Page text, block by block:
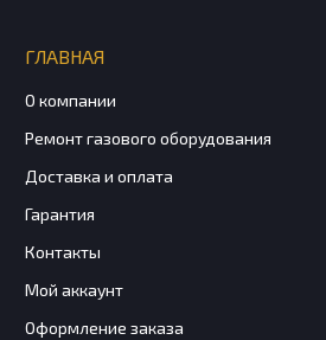
ГЛАВНАЯ
О компании
Ремонт газового оборудования
Доставка и оплата
Гарантия
Контакты
Мой аккаунт
Оформление заказа